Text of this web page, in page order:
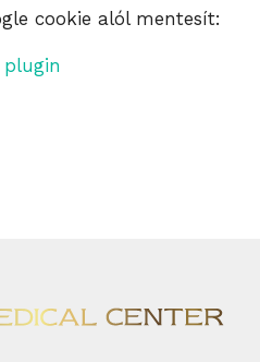
cookie alól mentesít: